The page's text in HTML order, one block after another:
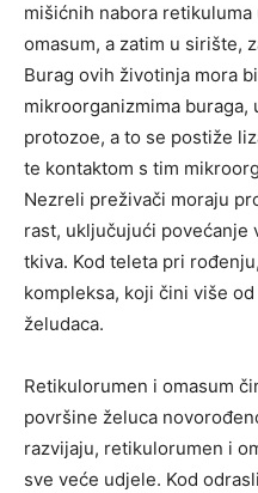
mišićnih nabora
omasum, a zatim u sirište,
Burag ovih životinja mora
mikroorganizmima
protozoe, a to se postiže
te kontaktom s tim
Nezreli preživači moraju
rast, uključujući povećanje
tkiva. Kod teleta pri
kompleksa, koji čini više
želudaca.
Retikulorumen i omasum
površine želuca
razvijaju, retikulorumen i
sve veće udjele. Kod